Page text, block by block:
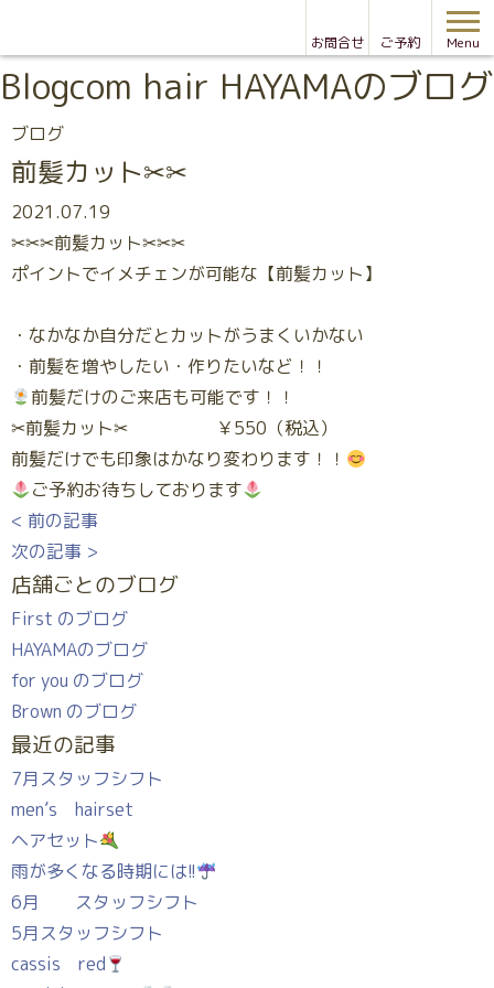
お問合せ ご予約 Menu
Blogcom hair HAYAMAのブログ
ブログ
前髪カット✂✂
2021.07.19
✂✂✂前髪カット✂✂✂
ポイントでイメチェンが可能な【前髪カット】
・なかなか自分だとカットがうまくいかない
・前髪を増やしたい・作りたいなど！！
前髪だけのご来店も可能です！！
✂前髪カット✂ ￥550（税込）
前髪だけでも印象はかなり変わります！！
ご予約お待ちしております
< 前の記事
次の記事 >
店舗ごとのブログ
First のブログ
HAYAMAのブログ
for you のブログ
Brown のブログ
最近の記事
7月スタッフシフト
men’s hairset
ヘアセット
雨が多くなる時期には!!
6月 スタッフシフト
5月スタッフシフト
cassis red